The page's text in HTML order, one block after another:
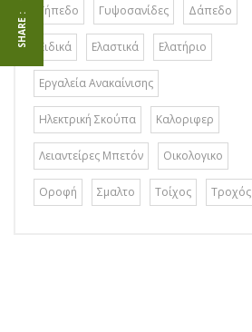
Γήπεδο Γυψοσανίδες Δάπεδο
Ειδικά Ελαστικά Ελατήριο
Εργαλεία Ανακαίνισης
Ηλεκτρική Σκούπα Καλοριφερ
Λειαντείρες Μπετόν Οικολογικο
Οροφή Σμαλτο Τοίχος Τροχός
SHARE :